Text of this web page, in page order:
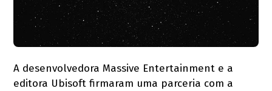
A desenvolvedora Massive Entertainment e a
editora Ubisoft firmaram uma parceria com a